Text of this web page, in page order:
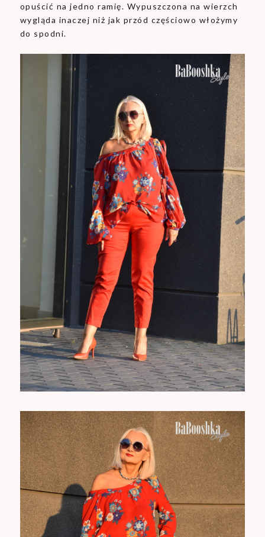
opuścić na jedno ramię. Wypuszczona na wierzch
wygląda inaczej niż jak przód częściowo włożymy
do spodni.